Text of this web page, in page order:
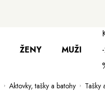
ŽENY
Bundy, kabáty
MUŽI
Aktovky, tašky a batohy Tašky